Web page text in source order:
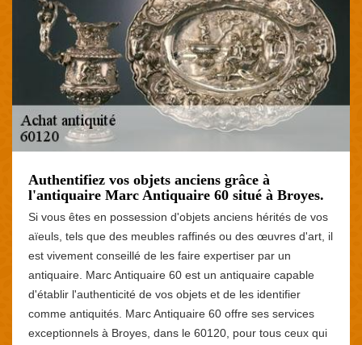
Authentifiez vos objets anciens grâce à
l'antiquaire Marc Antiquaire 60 situé à Broyes.
Si vous êtes en possession d'objets anciens hérités de vos
aïeuls, tels que des meubles raffinés ou des œuvres d'art, il
est vivement conseillé de les faire expertiser par un
antiquaire. Marc Antiquaire 60 est un antiquaire capable
d'établir l'authenticité de vos objets et de les identifier
comme antiquités. Marc Antiquaire 60 offre ses services
exceptionnels à Broyes, dans le 60120, pour tous ceux qui